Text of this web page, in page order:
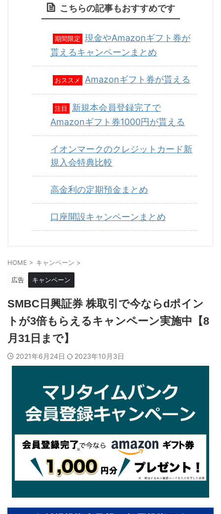
こちらの記事もおすすめです
期間限定
現金やAmazonギフト券が
貰えるキャンペーンまとめ
おススメ Amazonギフト券が貰える
注目
新規本会員登録完了で
Amazonギフト券1000円が貰える
イオンマークのクレジットカード新
規入会特典比較
高金利の定期預金まとめ
口座開設キャンペーンまとめ
HOME > キャンペーン >
広告 キャンペーン
SMBC日興証券 株取引で今ならdポイン
トが3倍もらえるキャンペーン実施中【8
月31日まで】
2021年6月24日 2023年10月3日